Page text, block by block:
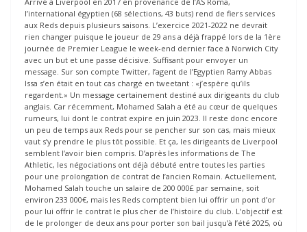
l’international égyptien (68 sélections, 43 buts) rend de fiers services
aux Reds depuis plusieurs saisons. L’exercice 2021-2022 ne devrait
rien changer puisque le joueur de 29 ans a déjà frappé lors de la 1ère
journée de Premier League le week-end dernier face à Norwich City
avec un but et une passe décisive. Suffisant pour envoyer un
message. Sur son compte Twitter, l’agent de l’Egyptien Ramy Abbas
Issa s’en était en tout cas chargé en tweetant : «j’espère qu’ils
regardent.» Un message certainement destiné aux dirigeants du club
anglais. Car récemment, Mohamed Salah a été au cœur de quelques
rumeurs, lui dont le contrat expire en juin 2023. Il reste donc encore
un peu de temps aux Reds pour se pencher sur son cas, mais mieux
vaut s’y prendre le plus tôt possible. Et ça, les dirigeants de Liverpool
semblent l’avoir bien compris. D’après les informations de The
Athletic, les négociations ont déjà débuté entre toutes les parties
pour une prolongation de contrat de l’ancien Romain. Actuellement,
Mohamed Salah touche un salaire de 200 000£ par semaine, soit
environ 233 000€, mais les Reds comptent bien lui offrir un pont d’or
pour lui offrir le contrat le plus cher de l’histoire du club. L’objectif est
de le prolonger de deux ans pour porter son bail jusqu’à l’été 2025, où